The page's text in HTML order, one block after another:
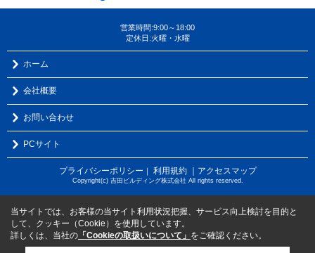
営業時間:9:00～18:00
定休日:火曜・水曜
ホーム
会社概要
お問い合わせ
PCサイト
プライバシーポリシー ｜ 利用規約 ｜アクセスマップ
Copyright(c) 吉田ビルディング株式会社 All rights reserved.
当サイトでは、お客様の当サイト利用状況把握、サービス向上検討を目的と
して、クッキー（Cookie）を使用しています。
詳しくは、当社の 「Cookieの取扱いについて」 をご確認ください。